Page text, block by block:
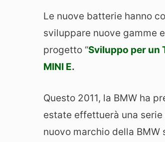
Le nuove batterie hanno
sviluppare nuove gamme
progetto “Sviluppo per un
MINI E.
Questo 2011, la BMW ha
estate effettuerà una
nuovo marchio della BMW